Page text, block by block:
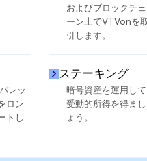
およびブロックチェ
ーン上でVTVonを取
引します。
レッ
ロン
トし
ステーキング
暗号資産を運用して
受動的所得を得まし
ょう。